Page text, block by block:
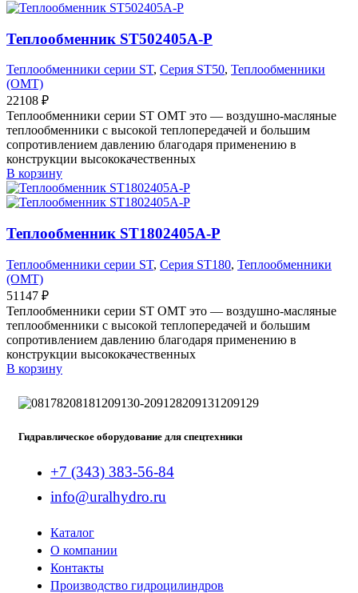
Теплообменник ST502405A-P
Теплообменники серии ST, Серия ST50, Теплообменники
(OMT)
22108 ₽
Теплообменники серии ST OMT это — воздушно-масляные
теплообменники с высокой теплопередачей и большим
сопротивлением давлению благодаря применению в
конструкции высококачественных
В корзину
Теплообменник ST1802405A-P
Теплообменники серии ST, Серия ST180, Теплообменники
(OMT)
51147 ₽
Теплообменники серии ST OMT это — воздушно-масляные
теплообменники с высокой теплопередачей и большим
сопротивлением давлению благодаря применению в
конструкции высококачественных
В корзину
Гидравлическое оборудование для спецтехники
+7 (343) 383-56-84
info@uralhydro.ru
Каталог
О компании
Контакты
Производство гидроцилиндров